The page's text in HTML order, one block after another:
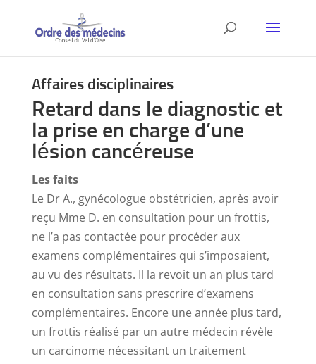
Affaires disciplinaires
Retard dans le diagnostic et
la prise en charge d’une
lésion cancéreuse
Les faits
Le Dr A., gynécologue obstétricien, après avoir
reçu Mme D. en consultation pour un frottis,
ne l’a pas contactée pour procéder aux
examens complémentaires qui s’imposaient,
au vu des résultats. Il la revoit un an plus tard
en consultation sans prescrire d’examens
complémentaires. Encore une année plus tard,
un frottis réalisé par un autre médecin révèle
un carcinome nécessitant un traitement